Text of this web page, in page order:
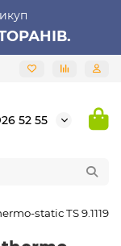
52 55
static TS 9.1119